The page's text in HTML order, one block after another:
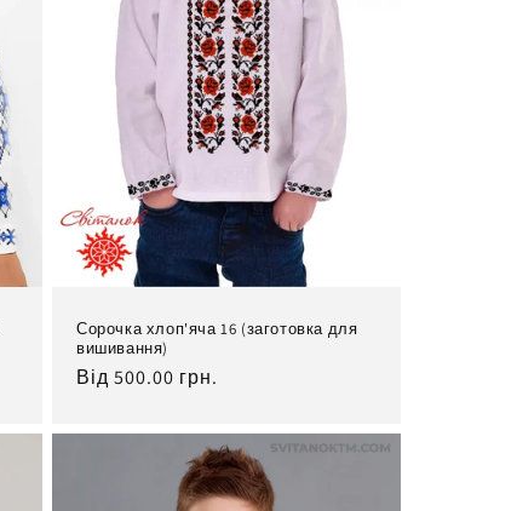
Сорочка хлоп'яча 16 (заготовка для
вишивання)
Нормальна
Від 500.00 грн.